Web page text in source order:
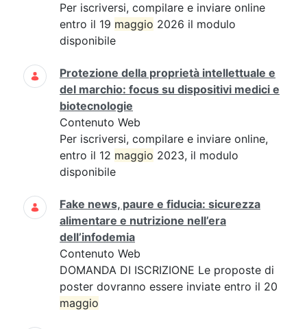
Per iscriversi, compilare e inviare online
entro il 19 maggio 2026 il modulo
disponibile
Protezione della proprietà intellettuale e
del marchio: focus su dispositivi medici e
biotecnologie
Contenuto Web
Per iscriversi, compilare e inviare online,
entro il 12 maggio 2023, il modulo
disponibile
Fake news, paure e fiducia: sicurezza
alimentare e nutrizione nell’era
dell’infodemia
Contenuto Web
DOMANDA DI ISCRIZIONE Le proposte di
poster dovranno essere inviate entro il 20
maggio